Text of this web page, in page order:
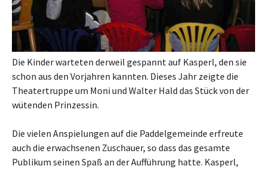
Die Kinder warteten derweil gespannt auf Kasperl, den sie
schon aus den Vorjahren kannten. Dieses Jahr zeigte die
Theatertruppe um Moni und Walter Hald das Stück von der
wütenden Prinzessin.
Die vielen Anspielungen auf die Paddelgemeinde erfreute
auch die erwachsenen Zuschauer, so dass das gesamte
Publikum seinen Spaß an der Aufführung hatte. Kasperl,